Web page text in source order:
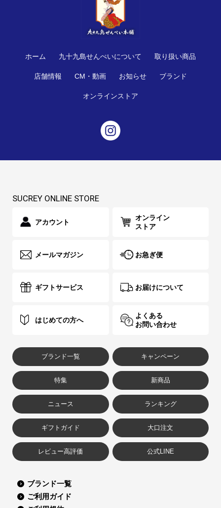
ホーム 九十九島せんぺいについて 取り扱い商品
店舗情報 CM・動画 お知らせ ブランド
オンラインストア
SUCREY ONLINE STORE
アカウント
オンライン
ストア
メールマガジン お急ぎ便
ギフトサービス お届けについて
はじめての方へ
よくある
お問い合わせ
ブランド一覧 キャンペーン
特集 新商品
ニュース ランキング
ギフトガイド 大口注文
レビュー高評価 公式LINE
ブランド一覧
ご利用ガイド